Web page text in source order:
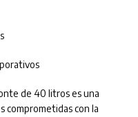
de 40 litros es una
comprometidas con la